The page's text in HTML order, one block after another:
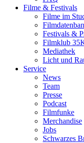
Fil­me & Fes­ti­vals
Fil­me im
Fes­ti­vals &
Film­klub
Media­thek
Licht und
Ser­vice
News
Team
Pres­se
Pod­cast
Film­fun­ke
Mer­chan­di­se
Jobs
Schwar­zes